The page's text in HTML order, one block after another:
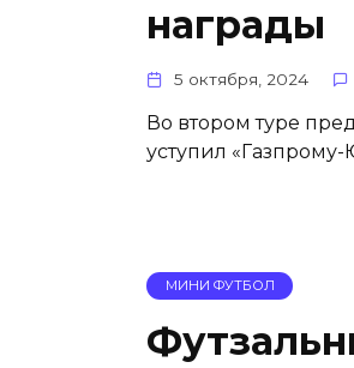
награды
5 октября, 2024
Во втором туре
уступил
МИНИ ФУТБОЛ